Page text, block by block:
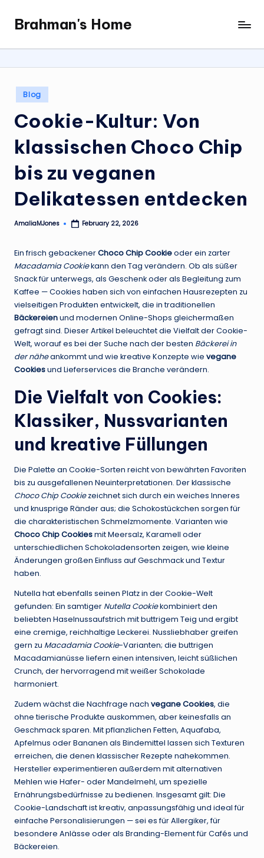
content
Brahman's Home
Spiritual
and
it
all
Posted
in
Blog
Cookie-Kultur: Von
klassischen Choco Chip
bis zu veganen
Delikatessen entdecken
Posted
AmaliaMJones February 22, 2026
Ein frisch gebackenerChoco Chip Cookieoder ein zarter
Macadamia Cookiekann den Tag verändern. Ob als süßer
Snack für unterwegs, als Geschenk oder als Begleitung zum
Kaffee — Cookies haben sich von einfachen Hausrezepten zu
vielseitigen Produkten entwickelt, die in traditionellen
Bäckereienund modernen Online-Shops gleichermaßen
gefragt sind. Dieser Artikel beleuchtet die Vielfalt der Cookie-
Welt, worauf es bei der Suche nach der besten Bäckerei in
der näheankommt und wie kreative Konzepte wie vegane
Cookiesund Lieferservices die Branche verändern.
Die Vielfalt von Cookies:
Klassiker, Nussvarianten
und kreative Füllungen
Die Palette an Cookie-Sorten reicht von bewährten Favoriten
bis zu ausgefallenen Neuinterpretationen. Der klassische
Choco Chip Cookiezeichnet sich durch ein weiches Inneres
und knusprige Ränder aus; die Schokostückchen sorgen für
die charakteristischen Schmelzmomente. Varianten wie
Choco Chip Cookiesmit Meersalz, Karamell oder
unterschiedlichen Schokoladensorten zeigen, wie kleine
Änderungen großen Einfluss auf Geschmack und Textur
haben.
Nutella hat ebenfalls seinen Platz in der Cookie-Welt
gefunden: Ein samtiger Nutella Cookiekombiniert den
beliebten Haselnussaufstrich mit buttrigem Teig und ergibt
eine cremige, reichhaltige Leckerei. Nussliebhaber greifen
gern zu Macadamia Cookie-Varianten; die buttrigen
Macadamianüsse liefern einen intensiven, leicht süßlichen
Crunch, der hervorragend mit weißer Schokolade
harmoniert.
Zudem wächst die Nachfrage nach vegane Cookies, die
ohne tierische Produkte auskommen, aber keinesfalls an
Geschmack sparen. Mit pflanzlichen Fetten, Aquafaba,
Apfelmus oder Bananen als Bindemittel lassen sich Texturen
erreichen, die denen klassischer Rezepte nahekommen.
Hersteller experimentieren außerdem mit alternativen
Mehlen wie Hafer- oder Mandelmehl, um spezielle
Ernährungsbedürfnisse zu bedienen. Insgesamt gilt: Die
Cookie-Landschaft ist kreativ, anpassungsfähig und ideal für
einfache Personalisierungen — sei es für Allergiker, für
besondere Anlässe oder als Branding-Element für Cafés und
Bäckereien.